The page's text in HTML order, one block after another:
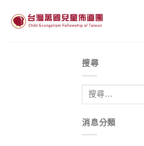
content
搜尋
消息分類